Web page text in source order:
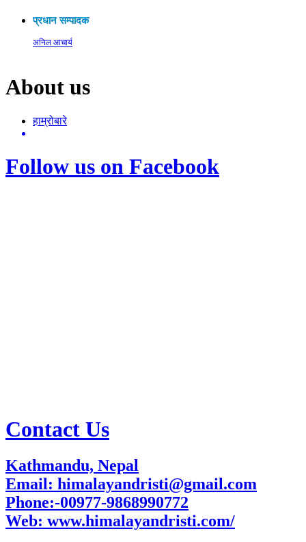
प्रधान सम्पादक
अनिल आचार्य
About us
हाम्रोबारे
Follow us on Facebook
Contact Us
Kathmandu, Nepal
Email: himalayandristi@gmail.com
Phone:-00977-9868990772
Web: www.himalayandristi.com/